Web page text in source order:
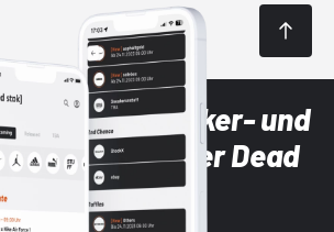
Sneaker- und
Brands mit der Dead